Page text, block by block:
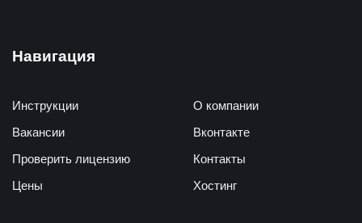
Навигация
Инструкции
Вакансии
Проверить лицензию
Цены
О компании
Вконтакте
Контакты
Хостинг